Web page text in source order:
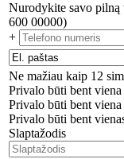
Nurodykite savo pilną
600 00000)
+
Ne mažiau kaip 12
Privalo būti bent
Privalo būti bent
Privalo būti bent
Slaptažodis